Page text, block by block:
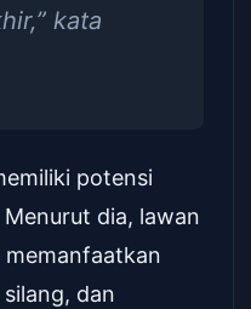
kata
potensi
dia, lawan
memanfaatkan
dan